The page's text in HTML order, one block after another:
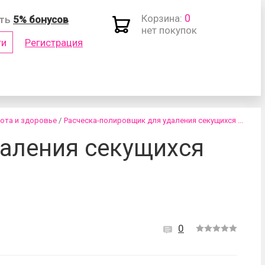
5% бонусов
Регистрация
Корзина: 0
нет покупок
и здоровье/ Расческа-полировщик для удаления секущихся ...
секущихся
0